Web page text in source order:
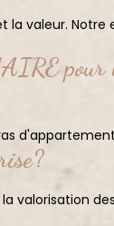
valeur. Notre
pour
valorisation